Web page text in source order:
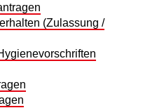
(Zulassung /